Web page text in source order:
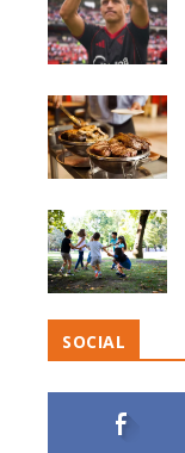
SOCIAL